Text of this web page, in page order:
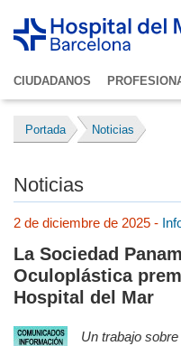
CIUDADANOS
Portada Noticias
Noticias
2 de diciembre de 2025 -
La Sociedad
Oculoplástica
Hospital del Mar
Un trabajo